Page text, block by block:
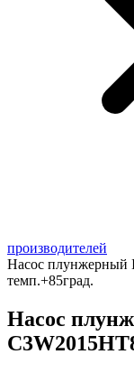
производителей
Насос плунжерный
темп.+85град.
Насос